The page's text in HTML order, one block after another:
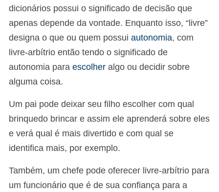
dicionários possui o significado de decisão que
apenas depende da vontade. Enquanto isso, “livre”
designa o que ou quem possui autonomia, com
livre-arbítrio então tendo o significado de
autonomia para escolher algo ou decidir sobre
alguma coisa.
Um pai pode deixar seu filho escolher com qual
brinquedo brincar e assim ele aprenderá sobre eles
e verá qual é mais divertido e com qual se
identifica mais, por exemplo.
Também, um chefe pode oferecer livre-arbítrio para
um funcionário que é de sua confiança para a